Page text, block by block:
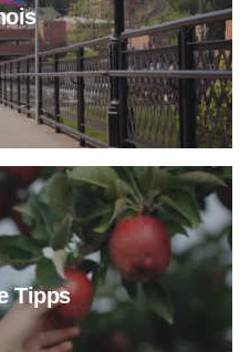
Tipps
Erfahren Sie mehr über Fresh